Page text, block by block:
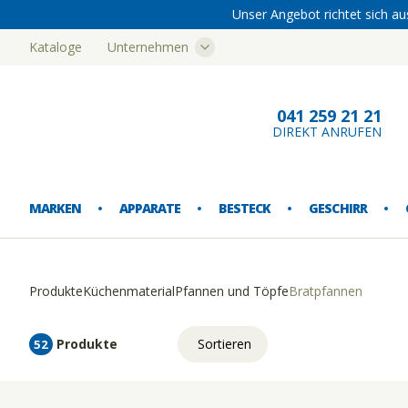
Kataloge Unternehmen
041 259 21 21
DIREKT ANRUFEN
MARKEN APPARATE
EISMASCHINEN
BESTECK
ESSBESTECK
GESCHIRR
ESSGESCHIRR
AUSSCHANK
AUFBEWAHRUNG
BUFFETARTIKEL
FUSSMATTEN
ABFALLEIMER
Unser Angebot richtet sich
ProdukteKüchenmaterialPfannen und TöpfeBratpfannen
52 Produkte Sortieren